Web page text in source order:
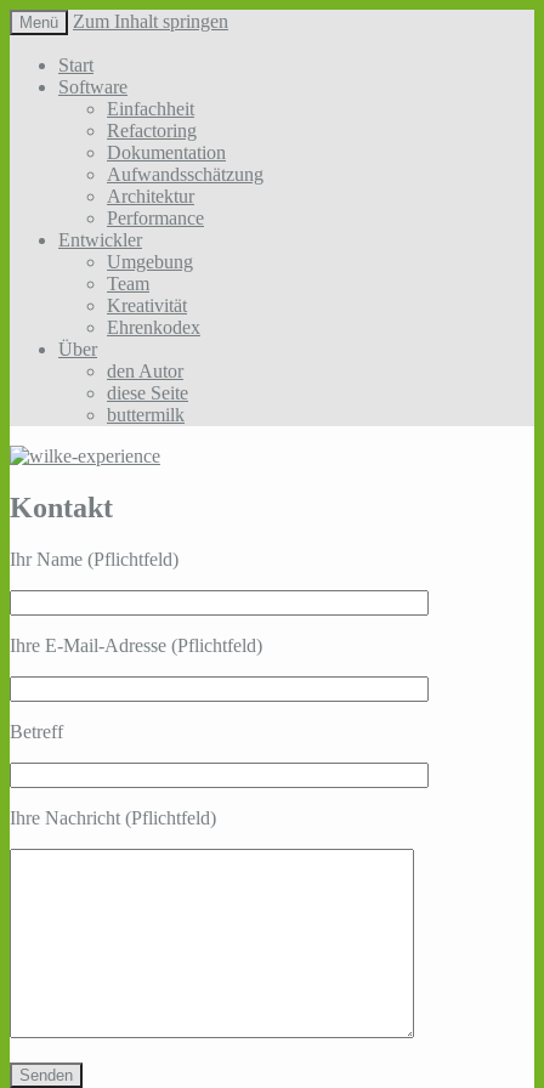
wilke-experience
einfacher!
Menü Zum Inhalt springen
Start
Software
Einfachheit
Refactoring
Dokumentation
Aufwandsschätzung
Architektur
Performance
Entwickler
Umgebung
Team
Kreativität
Ehrenkodex
Über
den Autor
diese Seite
buttermilk
Kontakt
Ihr Name (Pflichtfeld)
Ihre E-Mail-Adresse (Pflichtfeld)
Betreff
Ihre Nachricht (Pflichtfeld)